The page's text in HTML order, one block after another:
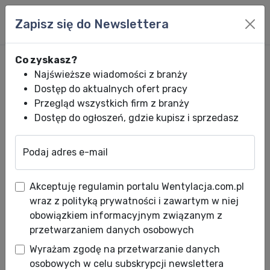
Jeden kocioł, wiele
zastosowań. Hoval wprowadza
nowy ścienny kocioł
kondensacyjny
Zapisz się do Newslettera
Co zyskasz?
Najświeższe wiadomości z branży
Dostęp do aktualnych ofert pracy
Przegląd wszystkich firm z branży
Dostęp do ogłoszeń, gdzie kupisz i sprzedasz
Podaj adres e-mail
Akceptuję regulamin portalu Wentylacja.com.pl
wraz z polityką prywatności i zawartym w niej
obowiązkiem informacyjnym związanym z
przetwarzaniem danych osobowych
Wyrażam zgodę na przetwarzanie danych
osobowych w celu subskrypcji newslettera